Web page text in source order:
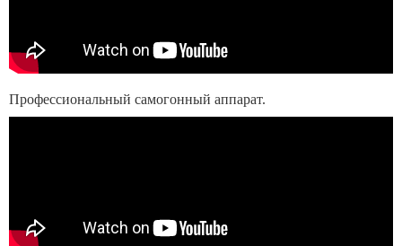
Профессиональный самогонный аппарат.